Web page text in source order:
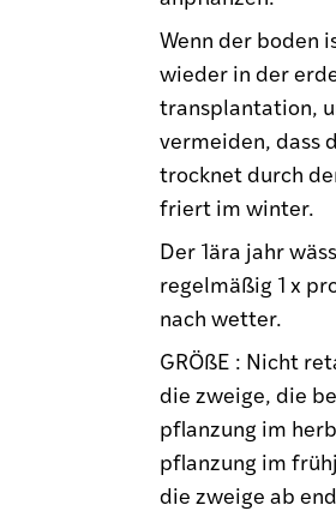
Wenn der boden
wieder in der
transplantation,
vermeiden, dass
trocknet durch
friert im winter.
Der 1ära jahr
regelmäßig 1 x
nach wetter.
GRÖßE : Nicht
die zweige, die
pflanzung im
pflanzung im
die zweige ab